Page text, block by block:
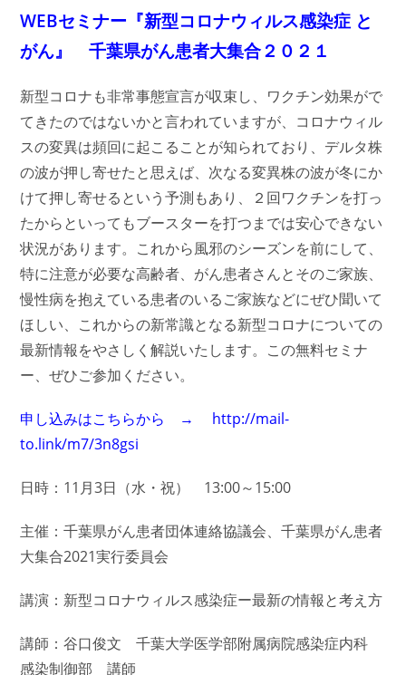
WEBセミナー『新型コロナウィルス感染症 と
がん』 千葉県がん患者大集合２０２１
新型コロナも非常事態宣言が収束し、ワクチン効果がで
てきたのではないかと言われていますが、コロナウィル
スの変異は頻回に起こることが知られており、デルタ株
の波が押し寄せたと思えば、次なる変異株の波が冬にか
けて押し寄せるという予測もあり、２回ワクチンを打っ
たからといってもブースターを打つまでは安心できない
状況があります。これから風邪のシーズンを前にして、
特に注意が必要な高齢者、がん患者さんとそのご家族、
慢性病を抱えている患者のいるご家族などにぜひ聞いて
ほしい、これからの新常識となる新型コロナについての
最新情報をやさしく解説いたします。この無料セミナ
ー、ぜひご参加ください。
申し込みはこちらから → http://mail-
to.link/m7/3n8gsi
日時：11月3日（水・祝） 13:00～15:00
主催：千葉県がん患者団体連絡協議会、千葉県がん患者
大集合2021実行委員会
講演：新型コロナウィルス感染症ー最新の情報と考え方
講師：谷口俊文 千葉大学医学部附属病院感染症内科
感染制御部 講師